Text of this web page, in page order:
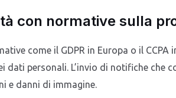
con normative sulla
come il GDPR in Europa o il
dati personali. L’invio di notifiche che
e danni di immagine.